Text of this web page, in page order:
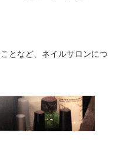
となど、ネイルサロンにつ